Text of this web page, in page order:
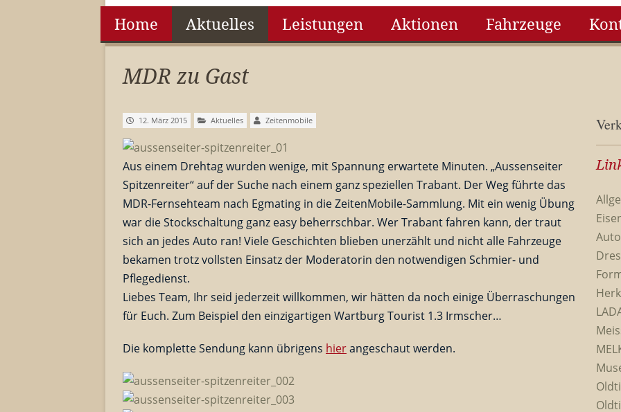
Home Aktuelles Leistungen Aktionen Fahrzeuge
MDR zu Gast
12. März 2015 Aktuelles Zeitenmobile
Aus einem Drehtag wurden wenige, mit Spannung erwartete Minuten. „Aussenseiter
Spitzenreiter“ auf der Suche nach einem ganz speziellen Trabant. Der Weg führte das
MDR-Fernsehteam nach Egmating in die ZeitenMobile-Sammlung. Mit ein wenig Übung
war die Stockschaltung ganz easy beherrschbar. Wer Trabant fahren kann, der traut
sich an jedes Auto ran! Viele Geschichten blieben unerzählt und nicht alle Fahrzeuge
bekamen trotz vollsten Einsatz der Moderatorin den notwendigen Schmier- und
Pflegedienst.
Liebes Team, Ihr seid jederzeit willkommen, wir hätten da noch einige Überraschungen
für Euch. Zum Beispiel den einzigartigen Wartburg Tourist 1.3 Irmscher…
Die komplette Sendung kann übrigens hierangeschaut werden.